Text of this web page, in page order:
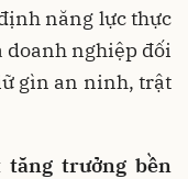
năng lực thực
nghiệp đối
gìn an ninh, trật
trưởng bền